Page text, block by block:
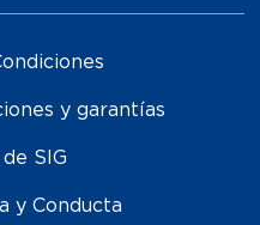
y garantías
SIG
y Conducta